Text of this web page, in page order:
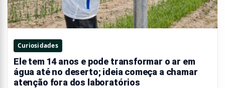
Curiosidades
Ele tem 14 anos e pode transformar o ar em
água até no deserto; ideia começa a chamar
atenção fora dos laboratórios